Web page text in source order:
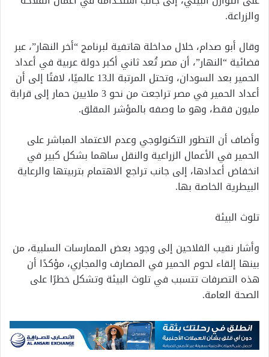
والزراعة.
وقال أبو صدام، خلال مداخلة هاتفية لبرنامج “أخر النهار”، عبر
فضائية “النهار”، أن مصر تُعد ثاني أكبر دولة عربية في أعداد
الحمير بعد السودان، وتحتل المرتبة الـ13 عالميًا، لافتًا إلى أن
أعداد الحمير في مصر تراجعت من نحو 3 ملايين حمار إلى قرابة
مليون فقط، وهو ما وصفه بالمؤشر المقلق.
وأضاف أن التطور التكنولوجي وعدم الاعتماد المباشر على
الحمير في الأعمال الزراعية والنقل ساهما بشكل كبير في
انخفاض أعدادها، إلى جانب تراجع الاهتمام بتربيتها والرعاية
البيطرية الخاصة بها.
تلوث البيئة
وأشار نقيب الفلاحين إلى وجود بعض الممارسات السلبية، من
بينها إلقاء لحوم الحمير في المصارف والمجاري، مؤكدًا أن
هذه التصرفات تتسبب في تلوث البيئة وتشكل خطرًا على
الصحة العامة.